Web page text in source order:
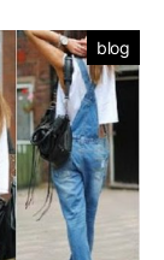
blog